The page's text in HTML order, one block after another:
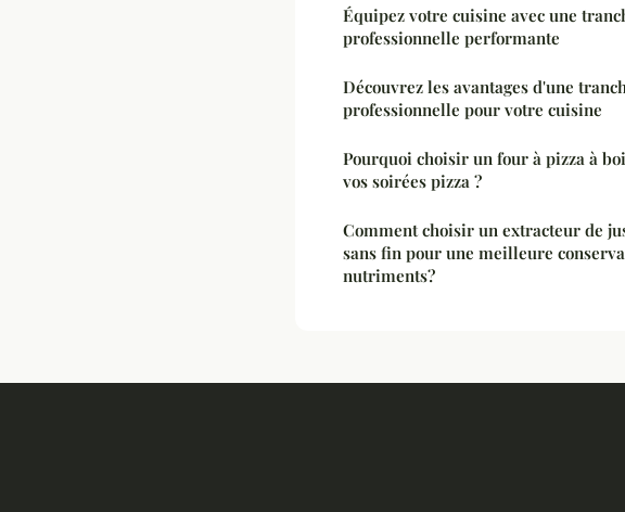
Équipez votre cuisine avec une
professionnelle performante
Découvrez les avantages d'une
professionnelle pour votre cuisine
Pourquoi choisir un four à pizza à
vos soirées pizza ?
Comment choisir un extracteur de
sans fin pour une meilleure
nutriments?